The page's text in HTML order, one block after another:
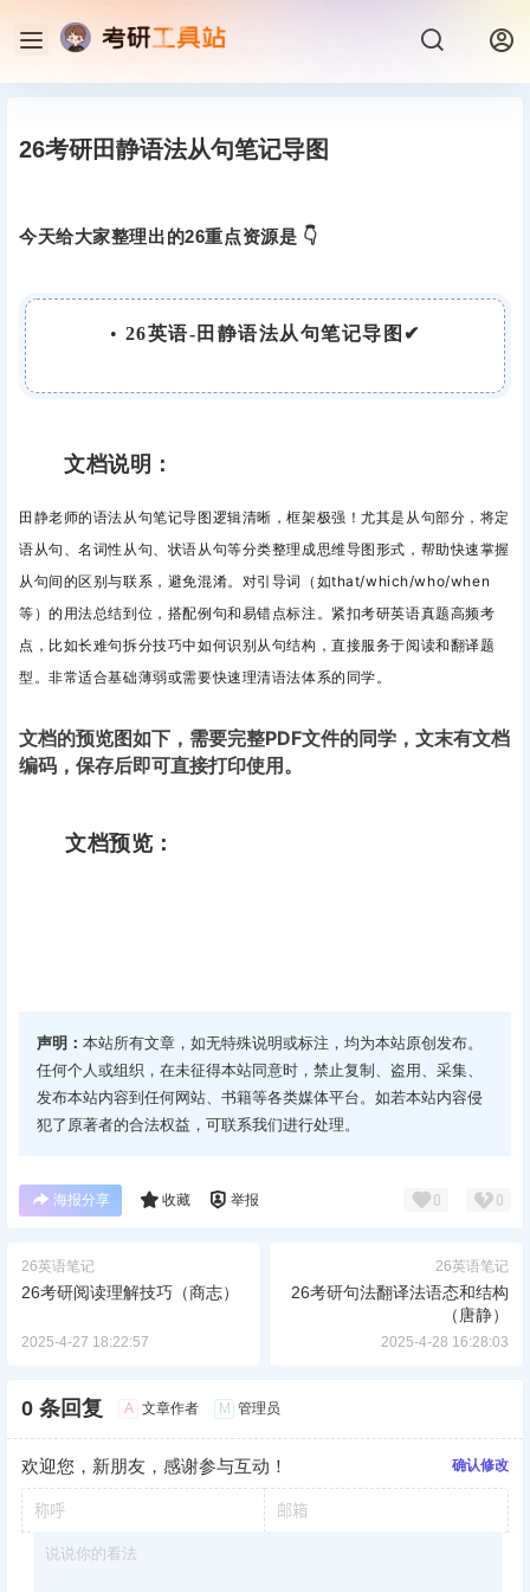
26考研田静语法从句笔记导图
今天给大家整理出的26重点资源是 👇
• 26英语-田静语法从句笔记导图✔
文档说明：
田静老师的语法从句笔记导图逻辑清晰，框架极强！尤其是从句部分，将定
语从句、名词性从句、状语从句等分类整理成思维导图形式，帮助快速掌握
从句间的区别与联系，避免混淆。对引导词（如that/which/who/when
等）的用法总结到位，搭配例句和易错点标注。紧扣考研英语真题高频考
点，比如长难句拆分技巧中如何识别从句结构，直接服务于阅读和翻译题
型。非常适合基础薄弱或需要快速理清语法体系的同学。
文档的预览图如下，需要完整PDF文件的同学，文末有文档
编码，保存后即可直接打印使用。
文档预览：
声明： 本站所有文章，如无特殊说明或标注，均为本站原创发布。
任何个人或组织，在未征得本站同意时，禁止复制、盗用、采集、
发布本站内容到任何网站、书籍等各类媒体平台。如若本站内容侵
犯了原著者的合法权益，可联系我们进行处理。
海报分享 收藏 举报 0 0
26英语笔记
26考研阅读理解技巧（商志）
2025-4-27 18:22:57
26英语笔记
26考研句法翻译法语态和结构
（唐静）
2025-4-28 16:28:03
0 条回复 A 文章作者 M 管理员
欢迎您，新朋友，感谢参与互动！ 确认修改